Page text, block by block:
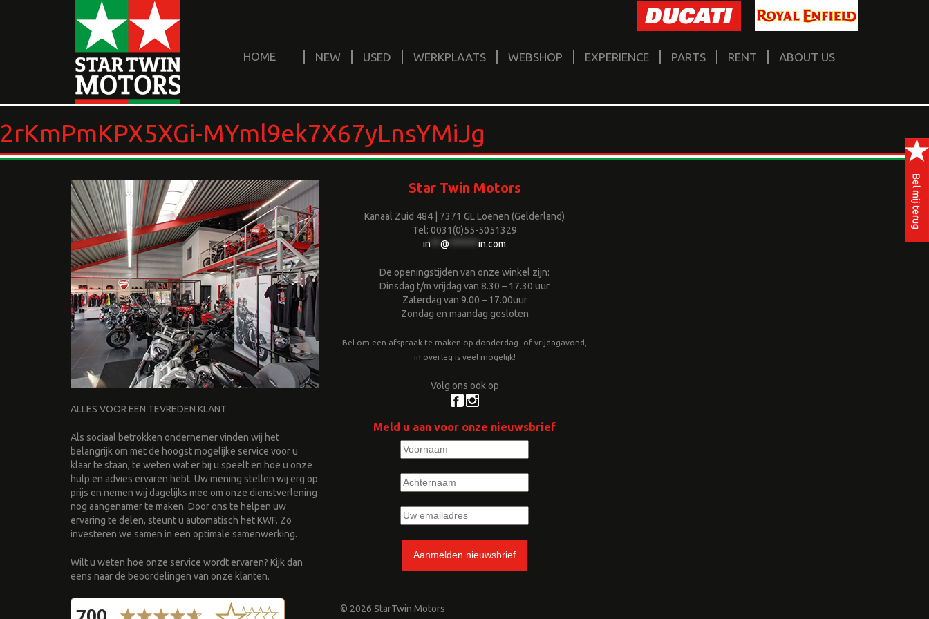
HOME NEW USED WERKPLAATS WEBSHOP EXPERIENCE PARTS RENT ABOUT US
2rKmPmKPX5XGi-MYml9ek7X67yLnsYMiJg
ALLES VOOR EEN TEVREDEN KLANT
Als sociaal betrokken ondernemer vinden wij het
belangrijk om met de hoogst mogelijke service voor u
klaar te staan, te weten wat er bij u speelt en hoe u onze
hulp en advies ervaren hebt. Uw mening stellen wij erg op
prijs en nemen wij dagelijks mee om onze dienstverlening
nog aangenamer te maken. Door ons te helpen uw
ervaring te delen, steunt u automatisch het KWF. Zo
investeren we samen in een optimale samenwerking.
Wilt u weten hoe onze service wordt ervaren? Kijk dan
eens naar de beoordelingen van onze klanten.
Star Twin Motors
Kanaal Zuid 484 | 7371 GL Loenen (Gelderland)
Tel: 0031(0)55-5051329
in
@ in.com
De openingstijden van onze winkel zijn:
Dinsdag t/m vrijdag van 8.30 – 17.30 uur
Zaterdag van 9.00 – 17.00uur
Zondag en maandag gesloten
Bel om een afspraak te maken op donderdag- of vrijdagavond,
in overleg is veel mogelijk!
Volg ons ook op
Meld u aan voor onze nieuwsbrief
© 2026 StarTwin Motors